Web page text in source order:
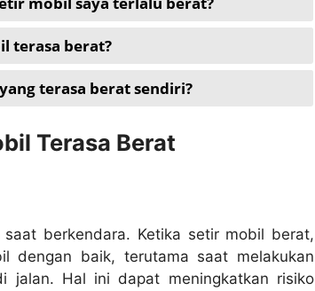
terasa berat?
terasa berat sendiri?
Terasa Berat
berkendara. Ketika setir mobil berat,
dengan baik, terutama saat melakukan
jalan. Hal ini dapat meningkatkan risiko